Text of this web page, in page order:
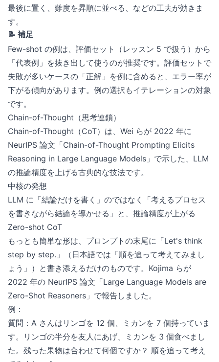
最後に置く、難度を昇順に並べる、などの工夫が効きま
す。
📝 補足
Few-shot の例は、評価セット（レッスン 5 で扱う）から
「代表例」を抜き出して使うのが推奨です。評価セットで
失敗が多いケースの「正解」を例に含めると、エラー率が
下がる傾向があります。例の選択もイテレーションの対象
です。
Chain-of-Thought（思考連鎖）
Chain-of-Thought（CoT）は、Wei らが 2022 年に
NeurIPS 論文「Chain-of-Thought Prompting Elicits
Reasoning in Large Language Models」で示した、LLM
の推論精度を上げる古典的な技法です。
中核の発想
LLM に「結論だけを書く」のではなく「考えるプロセス
を書きながら結論を導かせる」と、推論精度が上がる
Zero-shot CoT
もっとも簡単な形は、プロンプトの末尾に「Let's think
step by step.」（日本語では「順を追って考えてみまし
ょう」）と書き添えるだけのものです。Kojima らが
2022 年の NeurIPS 論文「Large Language Models are
Zero-Shot Reasoners」で報告しました。
例：
質問：A さんはリンゴを 12 個、ミカンを 7 個持っていま
す。リンゴの半分を友人にあげ、ミカンを 3 個食べまし
た。残った果物は合わせて何個ですか？ 順を追って考え